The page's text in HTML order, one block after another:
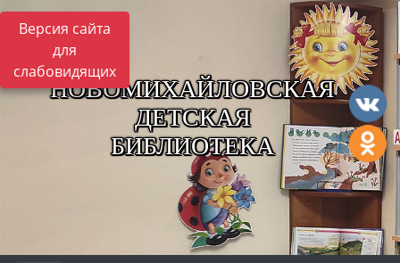
Версия сайта
для
слабовидящих
НОВОМИХАЙЛОВСКАЯ
ДЕТСКАЯ
БИБЛИОТЕКА